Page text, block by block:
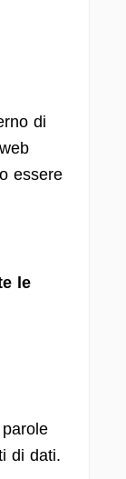
di
essere
le
di dati.